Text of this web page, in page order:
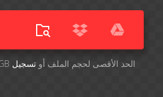
أسقِط الملفات هنا. 1 GB الحد الأقصى لحجم الملف أو تسجيل